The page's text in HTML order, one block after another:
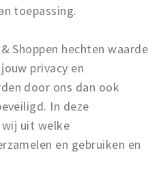
toepassing.
Shoppen hechten waarde
privacy en
door ons dan ook
In deze
wij uit welke
en gebruiken en